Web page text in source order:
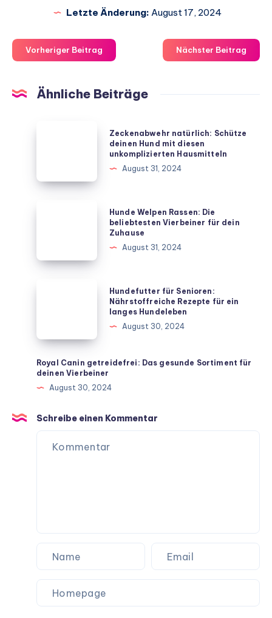
Letzte Änderung: August 17, 2024
Vorheriger Beitrag Nächster Beitrag
Ähnliche Beiträge
Hund
Zeckenabwehr natürlich: Schütze
deinen Hund mit diesen
unkomplizierten Hausmitteln
August 31, 2024
beliebtesten
Hunde Welpen Rassen: Die
beliebtesten Vierbeiner für dein
Zuhause
August 31, 2024
Rezepte
für
ein
langes
Hundefutter für Senioren:
Nährstoffreiche Rezepte für ein
langes Hundeleben
August 30, 2024
Royal Canin getreidefrei: Das gesunde Sortiment für
deinen Vierbeiner
August 30, 2024
Schreibe einen Kommentar